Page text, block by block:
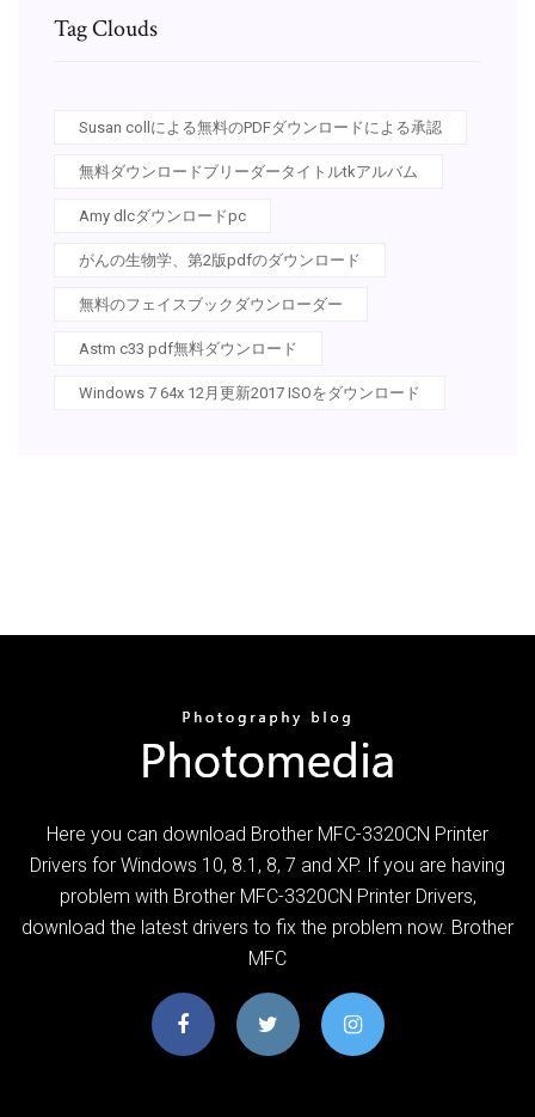
Tag Clouds
Susan collによる無料のPDFダウンロードによる承認
無料ダウンロードブリーダータイトルtkアルバム
Amy dlcダウンロードpc
がんの生物学、第2版pdfのダウンロード
無料のフェイスブックダウンローダー
Astm c33 pdf無料ダウンロード
Windows 7 64x 12月更新2017 ISOをダウンロード
Here you can download Brother MFC-3320CN Printer
Drivers for Windows 10, 8.1, 8, 7 and XP. If you are having
problem with Brother MFC-3320CN Printer Drivers,
download the latest drivers to fix the problem now. Brother
MFC